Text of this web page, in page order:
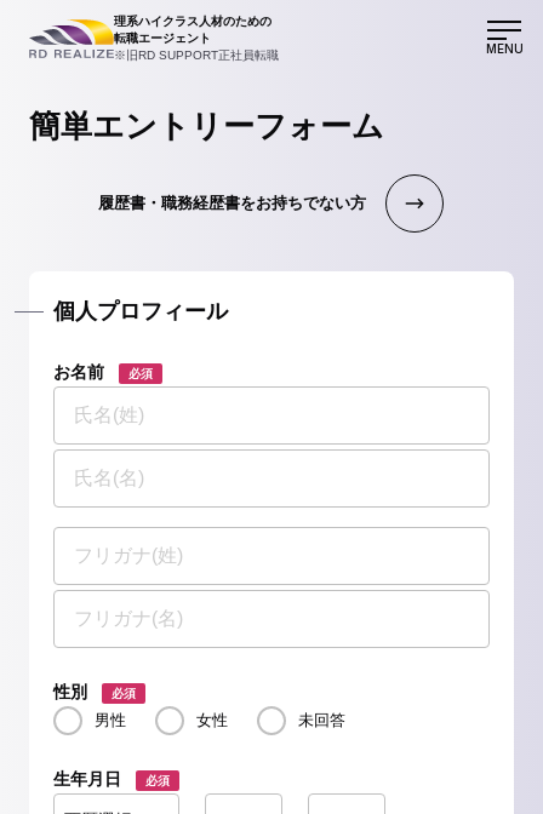
理系ハイクラス人材のための
転職エージェント
※旧RD SUPPORT正社員転職
MENU
簡単エントリーフォーム
履歴書・職務経歴書をお持ちでない方
個人プロフィール
お名前 必須
性別 必須
男性 女性 未回答
生年月日 必須